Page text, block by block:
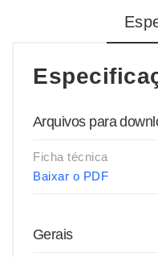
Arquivos para
Ficha técnica
Baixar o PDF
Gerais